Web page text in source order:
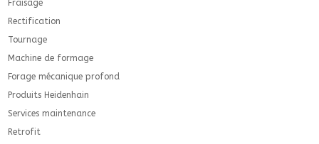
Fraisage
Rectification
Tournage
Machine de formage
Forage mécanique profond
Produits Heidenhain
Services maintenance
Retrofit